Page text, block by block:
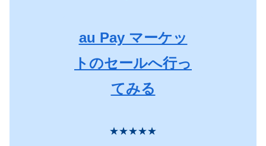
au Pay マーケッ
トのセールへ行っ
てみる
★★★★★